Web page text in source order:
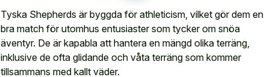
Tyska Shepherds är byggda för athleticism, vilket gör dem en
bra match för utomhus entusiaster som tycker om snöa
äventyr. De är kapabla att hantera en mängd olika terräng,
inklusive de ofta glidande och våta terräng som kommer
tillsammans med kallt väder.